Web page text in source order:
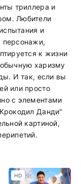
триллера и
Любители
и
персонажи,
к жизни
харизму
И так, если вы
или просто
с элементами
Данди"
картиной,
HD